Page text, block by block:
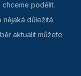
chceme podělit.
důležitá
aktualit můžete